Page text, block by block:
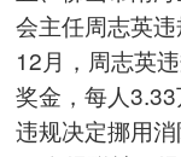
会主任周志英
12月，周志英
奖金，每人
违规决定挪用